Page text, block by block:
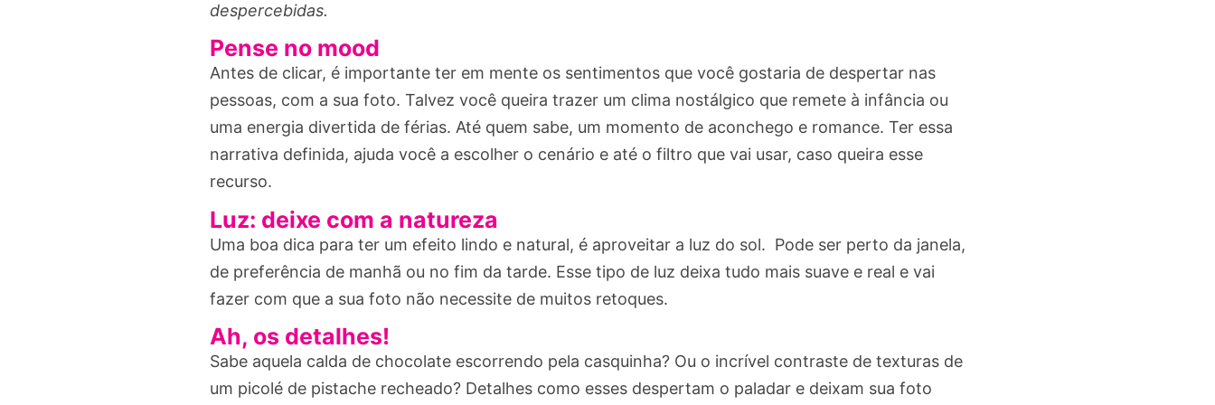
despercebidas.
Pense no mood
Antes de clicar, é importante ter em mente os sentimentos que você gostaria de despertar nas
pessoas, com a sua foto. Talvez você queira trazer um clima nostálgico que remete à infância ou
uma energia divertida de férias. Até quem sabe, um momento de aconchego e romance. Ter essa
narrativa definida, ajuda você a escolher o cenário e até o filtro que vai usar, caso queira esse
recurso.
Luz: deixe com a natureza
Uma boa dica para ter um efeito lindo e natural, é aproveitar a luz do sol. Pode ser perto da janela,
de preferência de manhã ou no fim da tarde. Esse tipo de luz deixa tudo mais suave e real e vai
fazer com que a sua foto não necessite de muitos retoques.
Ah, os detalhes!
Sabe aquela calda de chocolate escorrendo pela casquinha? Ou o incrível contraste de texturas de
um picolé de pistache recheado? Detalhes como esses despertam o paladar e deixam sua foto